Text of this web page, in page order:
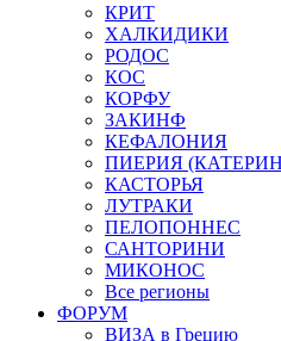
КРИТ
ХАЛКИДИКИ
РОДОС
КОС
КОРФУ
ЗАКИНФ
КЕФАЛОНИЯ
ПИЕРИЯ
КАСТОРЬЯ
ЛУТРАКИ
ПЕЛОПОННЕС
САНТОРИНИ
МИКОНОС
Все регионы
ФОРУМ
ВИЗА в Грецию